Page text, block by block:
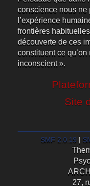
conscience nous ne
l’expérience
frontières
découverte de ces
constituent ce
inconscient ».
Site
SMF 2.0.19
27,